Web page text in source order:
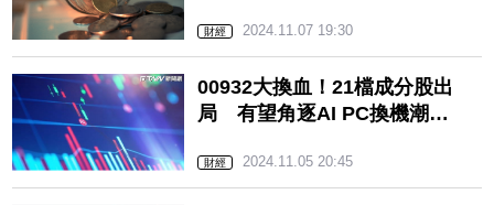
財經 2024.11.07 19:30
00932大換血！21檔成分股出
局 有望角逐AI PC換機潮的
財經 2024.11.05 20:45